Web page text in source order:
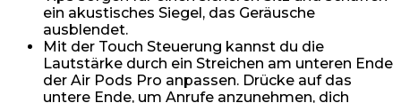
ein akustisches Siegel, das Geräusche
ausblendet.
Mit der Touch Steuerung kannst du die
Lautstärke durch ein Streichen am unteren Ende
der Air Pods Pro anpassen. Drücke auf das
untere Ende, um Anrufe anzunehmen, dich